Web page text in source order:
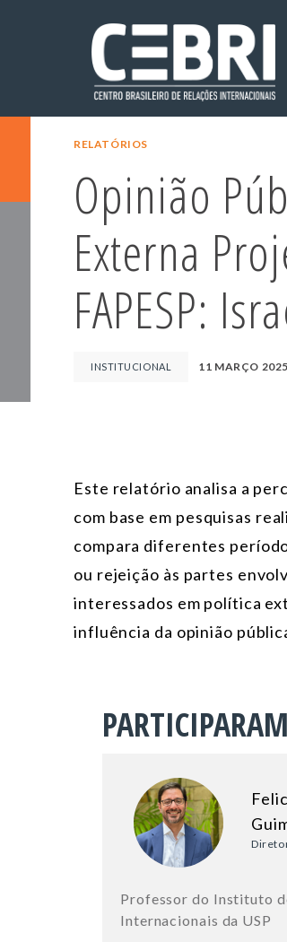
RELATÓRIOS
Opinião
Externa
FAPESP:
INSTITUCIONAL 11 MARÇO 2025
Este relatório analisa a
com base em pesquisas
compara diferentes
ou rejeição às partes
interessados em política
influência da opinião
Professor do Instituto
Internacionais da USP